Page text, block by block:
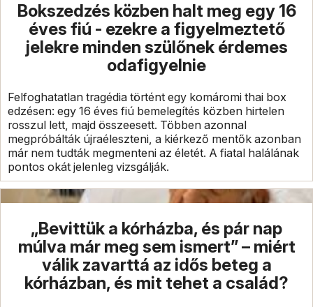
Bokszedzés közben halt meg egy 16
éves fiú - ezekre a figyelmeztető
jelekre minden szülőnek érdemes
odafigyelnie
Felfoghatatlan tragédia történt egy komáromi thai box
edzésen: egy 16 éves fiú bemelegítés közben hirtelen
rosszul lett, majd összeesett. Többen azonnal
megpróbálták újraéleszteni, a kiérkező mentők azonban
már nem tudták megmenteni az életét. A fiatal halálának
pontos okát jelenleg vizsgálják.
„Bevittük a kórházba, és pár nap
múlva már meg sem ismert” – miért
válik zavarttá az idős beteg a
kórházban, és mit tehet a család?